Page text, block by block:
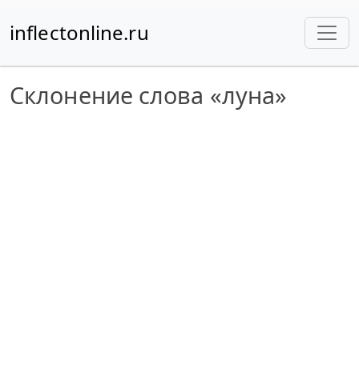
inflectonline.ru
Склонение слова «луна»